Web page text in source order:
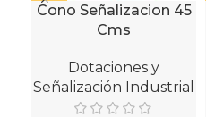
Cono Señalizacion 45
Cms
Dotaciones y
Señalización Industrial